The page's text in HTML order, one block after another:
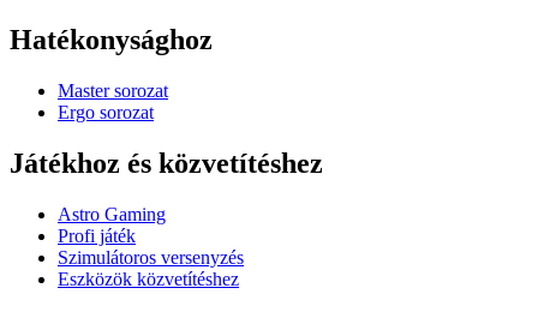
Hatékonysághoz
Master sorozat
Ergo sorozat
Játékhoz és közvetítéshez
Astro Gaming
Profi játék
Szimulátoros versenyzés
Eszközök közvetítéshez